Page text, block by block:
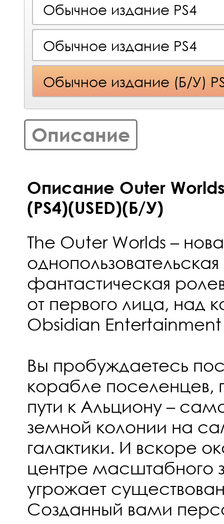
Обычное издание PS4
Обычное издание PS4
Обычное издание (Б/У)
Описание
Описание Outer
(PS4)(USED)(Б/У)
The Outer Worlds –
фантастическая
от первого лица, над
Obsidian
Вы пробуждаетесь
корабле
пути к Альциону –
земной колонии на
галактики. И вскоре
центре масштабного
угрожает
Созданный вами